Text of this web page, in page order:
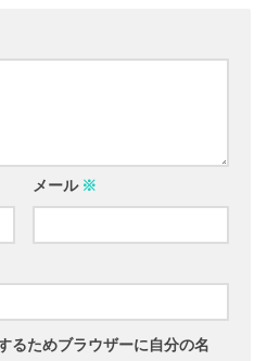
メール ※
るためブラウザーに自分の名